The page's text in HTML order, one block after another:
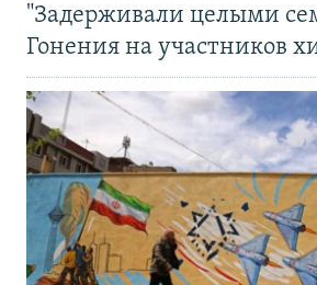
"Задерживали целыми
Гонения на участников